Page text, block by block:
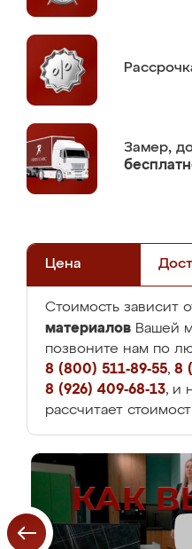
Замер,
Цена
Стоимость зависит
материалов Вашей
позвоните нам по
8 (800) 511-89-55, 8
8 (926) 409-68-13, и
рассчитает